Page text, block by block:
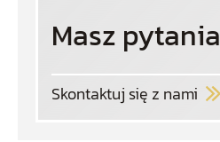
Masz pytania
Skontaktuj się z nami